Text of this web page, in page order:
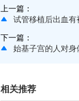
上一篇：
试管移植后出血
下一篇：
始基子宫的人对
相关推荐